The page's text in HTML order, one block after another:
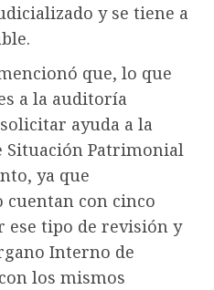
y se tiene a
que, lo que
a la auditoría
ayuda a la
Patrimonial
ya que
cuentan con cinco
ese tipo de revisión y
Interno de
los mismos